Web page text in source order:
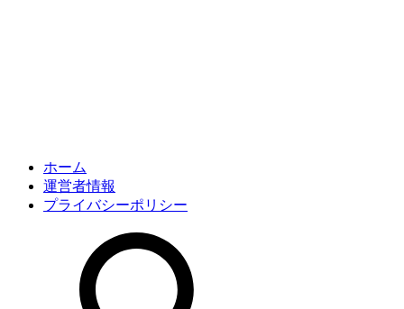
ホーム
運営者情報
プライバシーポリシー